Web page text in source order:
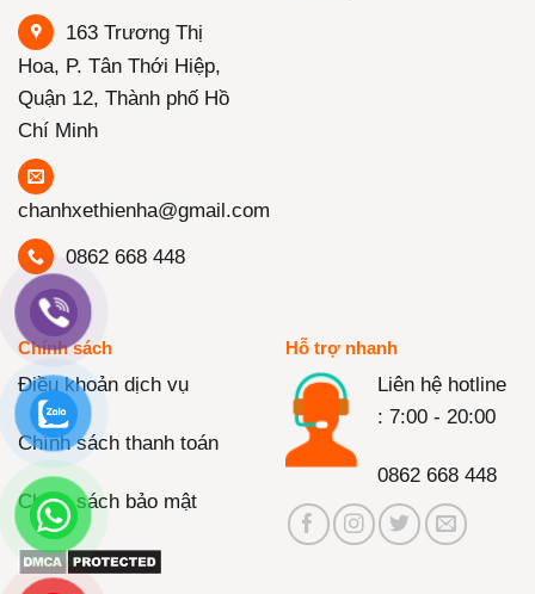
163 Trương Thị
Hoa, P. Tân Thới Hiệp,
Quận 12, Thành phố Hồ
Chí Minh
chanhxethienha@gmail.com
0862 668 448
Chính sách
Điều khoản dịch vụ
Chính sách thanh toán
Chính sách bảo mật
Hỗ trợ nhanh
Liên hệ hotline
: 7:00 - 20:00
0862 668 448